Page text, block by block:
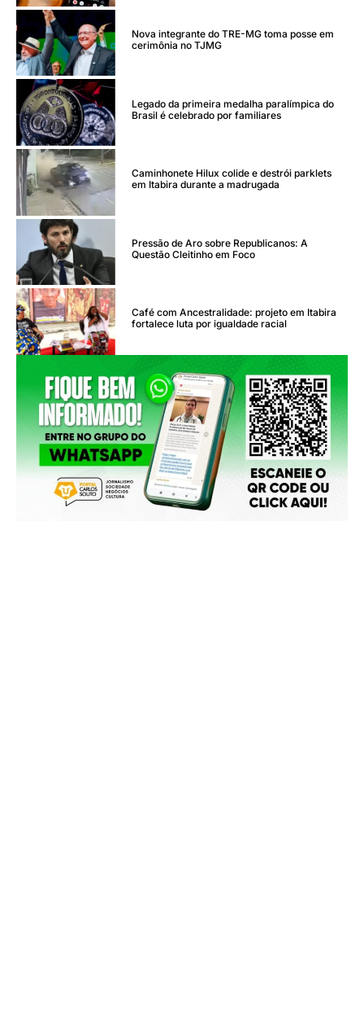
Nova integrante do TRE-MG toma posse em
cerimônia no TJMG
Legado da primeira medalha paralímpica do
Brasil é celebrado por familiares
Caminhonete Hilux colide e destrói parklets
em Itabira durante a madrugada
Pressão de Aro sobre Republicanos: A
Questão Cleitinho em Foco
Café com Ancestralidade: projeto em Itabira
fortalece luta por igualdade racial